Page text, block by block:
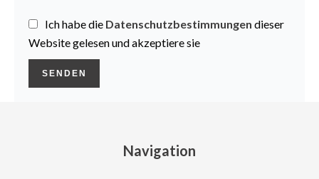
Ich habe die Datenschutzbestimmungen dieser
Website gelesen und akzeptiere sie
SENDEN
Navigation